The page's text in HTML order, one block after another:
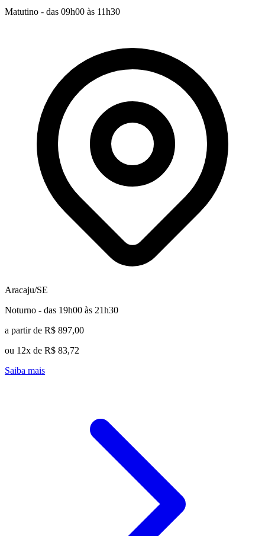
Matutino - das 09h00 às 11h30
Aracaju/SE
Noturno - das 19h00 às 21h30
a partir de R$ 897,00
ou 12x de R$ 83,72
Saiba mais